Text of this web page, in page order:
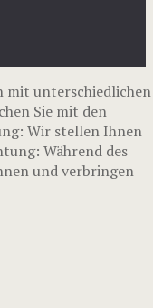
mit unterschiedlichen
Sie mit den
Wir stellen Ihnen
Während des
und verbringen